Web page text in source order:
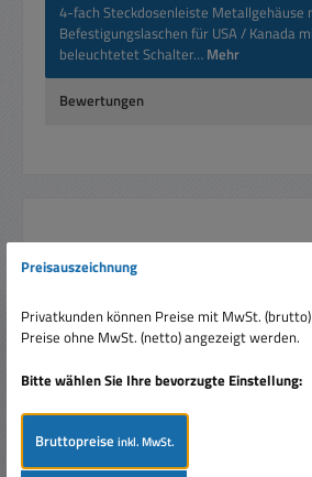
4-fach Steckdosenleiste Metallgehäuse
Befestigungslaschen für USA / Kanada
beleuchtetet Schalter… Mehr
Bewertungen
Preisauszeichnung
Privatkunden können Preise mit MwSt.
Preise ohne MwSt. (netto) angezeigt werden.
Bitte wählen Sie Ihre bevorzugte Einstellung:
Bruttopreiseinkl. MwSt.